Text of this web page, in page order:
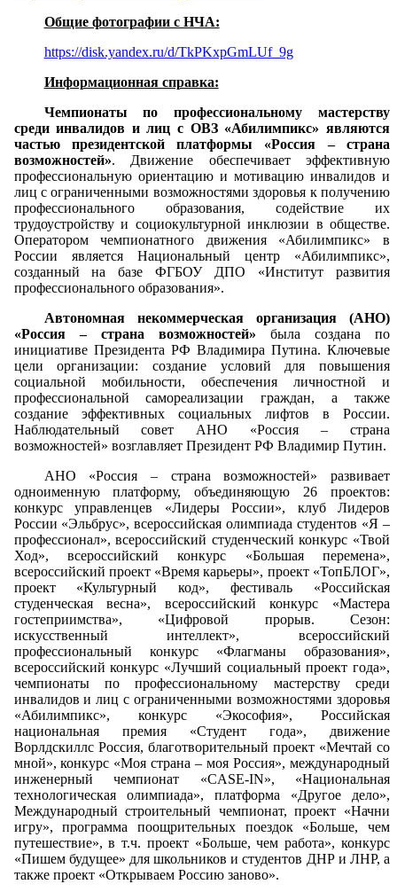
Общие фотографии с НЧА:
https://disk.yandex.ru/d/TkPKxpGmLUf_9g
Информационная справка:
Чемпионаты по профессиональному мастерству
среди инвалидов и лиц с ОВЗ «Абилимпикс» являются
частью президентской платформы «Россия – страна
возможностей». Движение обеспечивает эффективную
профессиональную ориентацию и мотивацию инвалидов и
лиц с ограниченными возможностями здоровья к получению
профессионального образования, содействие их
трудоустройству и социокультурной инклюзии в обществе.
Оператором чемпионатного движения «Абилимпикс» в
России является Национальный центр «Абилимпикс»,
созданный на базе ФГБОУ ДПО «Институт развития
профессионального образования».
Автономная некоммерческая организация (АНО)
«Россия – страна возможностей» была создана по
инициативе Президента РФ Владимира Путина. Ключевые
цели организации: создание условий для повышения
социальной мобильности, обеспечения личностной и
профессиональной самореализации граждан, а также
создание эффективных социальных лифтов в России.
Наблюдательный совет АНО «Россия – страна
возможностей» возглавляет Президент РФ Владимир Путин.
АНО «Россия – страна возможностей» развивает
одноименную платформу, объединяющую 26 проектов:
конкурс управленцев «Лидеры России», клуб Лидеров
России «Эльбрус», всероссийская олимпиада студентов «Я –
профессионал», всероссийский студенческий конкурс «Твой
Ход», всероссийский конкурс «Большая перемена»,
всероссийский проект «Время карьеры», проект «ТопБЛОГ»,
проект «Культурный код», фестиваль «Российская
студенческая весна», всероссийский конкурс «Мастера
гостеприимства», «Цифровой прорыв. Сезон:
искусственный интеллект», всероссийский
профессиональный конкурс «Флагманы образования»,
всероссийский конкурс «Лучший социальный проект года»,
чемпионаты по профессиональному мастерству среди
инвалидов и лиц с ограниченными возможностями здоровья
«Абилимпикс», конкурс «Экософия», Российская
национальная премия «Студент года», движение
Ворлдскиллс Россия, благотворительный проект «Мечтай со
мной», конкурс «Моя страна – моя Россия», международный
инженерный чемпионат «CASE-IN», «Национальная
технологическая олимпиада», платформа «Другое дело»,
Международный строительный чемпионат, проект «Начни
игру», программа поощрительных поездок «Больше, чем
путешествие», в т.ч. проект «Больше, чем работа», конкурс
«Пишем будущее» для школьников и студентов ДНР и ЛНР, а
также проект «Открываем Россию заново».